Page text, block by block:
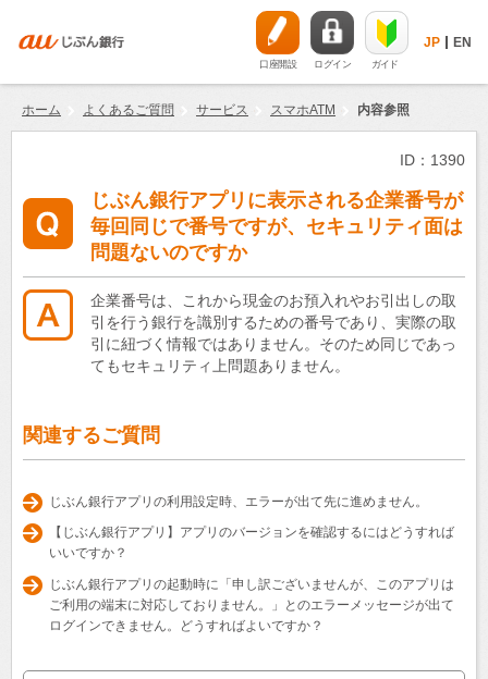
口座開設 ログイン ガイド
JP EN
ホーム よくあるご質問 サービス スマホATM 内容参照
ID：1390
じぶん銀行アプリに表示される企業番号が
毎回同じで番号ですが、セキュリティ面は
問題ないのですか
企業番号は、これから現金のお預入れやお引出しの取
引を行う銀行を識別するための番号であり、実際の取
引に紐づく情報ではありません。そのため同じであっ
てもセキュリティ上問題ありません。
関連するご質問
じぶん銀行アプリの利用設定時、エラーが出て先に進めません。
【じぶん銀行アプリ】アプリのバージョンを確認するにはどうすれば
いいですか？
じぶん銀行アプリの起動時に「申し訳ございませんが、このアプリは
ご利用の端末に対応しておりません。」とのエラーメッセージが出て
ログインできません。どうすればよいですか？